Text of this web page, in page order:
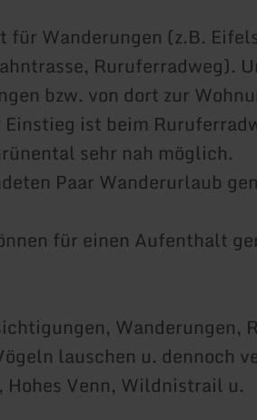
für Wanderungen (z.B.
Ruruferradweg).
bzw. von dort zur
ist beim
sehr nah möglich.
Paar Wanderurlaub
für einen Aufenthalt
Wanderungen,
lauschen u. dennoch
Venn, Wildnistrail u.